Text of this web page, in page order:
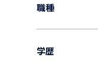
職種
学歴